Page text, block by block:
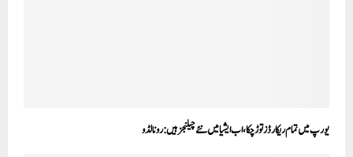
یورپ میں تمام ریکارڈز توڑ چکا، اب ایشیا میں نئے چیلنجز ہیں: رونالڈو